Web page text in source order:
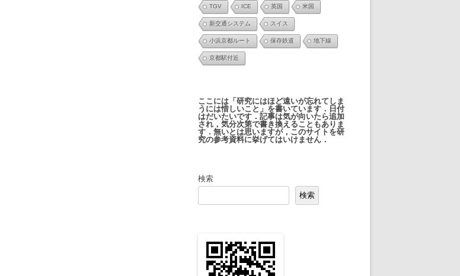
TGV ICE 英国 米国
新交通システム スイス
小浜京都ルート 保存鉄道 地下線
京都駅付近
ここには「研究にはほど遠いが忘れてしま
うには惜しいこと」を書いています．日付
はだいたいです．記事は気が向いたら追加
され，気分次第で書き換えることもありま
す．無いとは思いますが，このサイトを研
究の参考資料に挙げてはいけません．
検索
検索